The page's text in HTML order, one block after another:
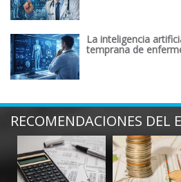
La inteligencia
temprana de
RECOMENDACIONES DEL